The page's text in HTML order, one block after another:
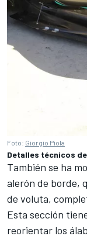
Foto: Giorgio Piola
Detalles técnicos
También se ha
alerón de borde,
de voluta,
Esta sección
reorientar los